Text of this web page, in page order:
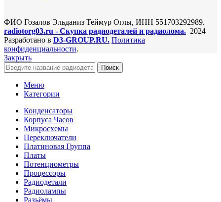
ФИО Гозалов Эльданиз Теймур Оглы, ИНН 551703292989.
radiotorg03.ru - Скупка радиодеталей и радиолома. 2024
Разработано в D3-GROUP.RU. Политика
конфиденциальности.
Закрыть
Поиск
Меню
Категории
Конденсаторы
Корпуса Часов
Микросхемы
Переключатели
Платиновая Группа
Платы
Потенциометры
Процессоры
Радиодетали
Радиолампы
Разъёмы